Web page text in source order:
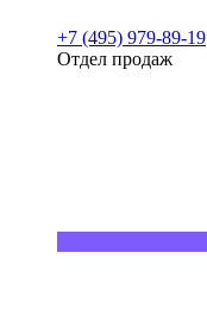
+7 (495) 979-89-19
Отдел продаж